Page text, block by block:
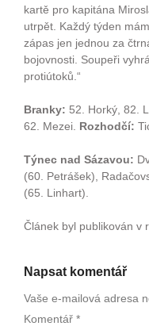
kartě pro kapitána
utrpět. Každý týden
zápas jen jednou za
bojovnosti. Soupeři
protiútoků.“
Branky: 52. Horký, 82.
62. Mezei. Rozhodčí:
Týnec nad Sázavou:
(60. Petrášek),
(65. Linhart).
Článek byl publikován v
Napsat komentář
Vaše e-mailová adresa
Komentář *